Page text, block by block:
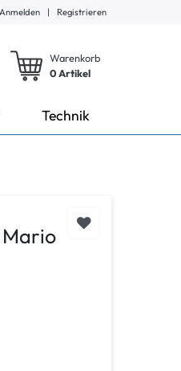
Anmelden | Registrieren
Warenkorb
0Artikel
Technik